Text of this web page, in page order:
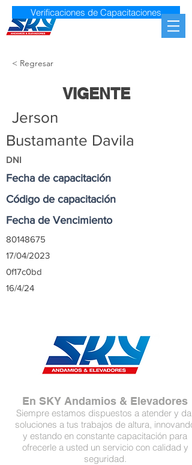
Verificaciones de Capacitaciones
< Regresar
VIGENTE
Jerson
Bustamante Davila
DNI
Fecha de capacitación
Código de capacitación
Fecha de Vencimiento
80148675
17/04/2023
0f17c0bd
16/4/24
En SKY Andamios & Elevadores
Siempre estamos dispuestos a atender y dar
soluciones a tus trabajos de altura, innovando
y estando en constante capacitación para
ofrecerle a usted un servicio con calidad y
seguridad.